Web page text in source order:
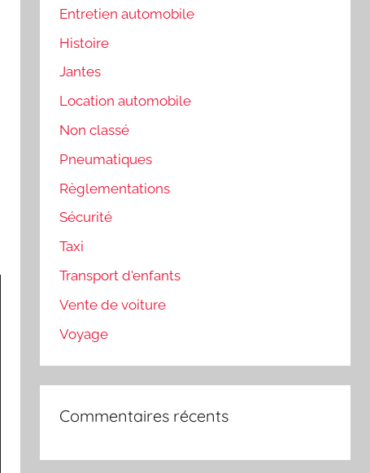
Entretien automobile
Histoire
Jantes
Location automobile
Non classé
Pneumatiques
Règlementations
Sécurité
Taxi
Transport d'enfants
Vente de voiture
Voyage
Commentaires récents